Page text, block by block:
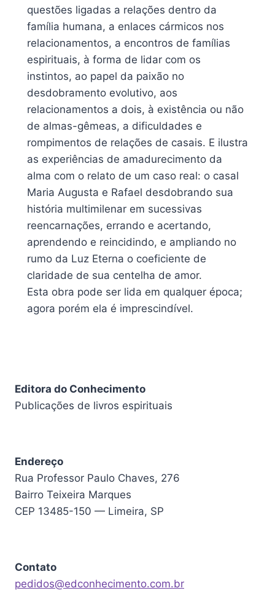
questões ligadas a relações dentro da
família humana, a enlaces cármicos nos
relacionamentos, a encontros de famílias
espirituais, à forma de lidar com os
instintos, ao papel da paixão no
desdobramento evolutivo, aos
relacionamentos a dois, à existência ou não
de almas-gêmeas, a dificuldades e
rompimentos de relações de casais. E ilustra
as experiências de amadurecimento da
alma com o relato de um caso real: o casal
Maria Augusta e Rafael desdobrando sua
história multimilenar em sucessivas
reencarnações, errando e acertando,
aprendendo e reincidindo, e ampliando no
rumo da Luz Eterna o coeficiente de
claridade de sua centelha de amor.
Esta obra pode ser lida em qualquer época;
agora porém ela é imprescindível.
Editora do Conhecimento
Publicações de livros espirituais
Endereço
Rua Professor Paulo Chaves, 276
Bairro Teixeira Marques
CEP 13485-150 — Limeira, SP
Contato
pedidos@edconhecimento.com.br